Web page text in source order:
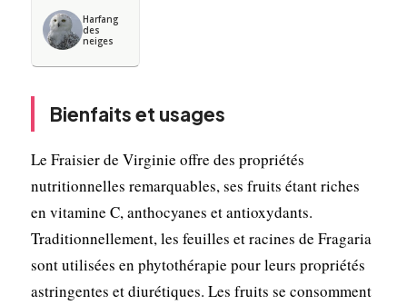
Harfang
des
neiges
Bienfaits et usages
Le Fraisier de Virginie offre des propriétés
nutritionnelles remarquables, ses fruits étant riches
en vitamine C, anthocyanes et antioxydants.
Traditionnellement, les feuilles et racines de Fragaria
sont utilisées en phytothérapie pour leurs propriétés
astringentes et diurétiques. Les fruits se consomment